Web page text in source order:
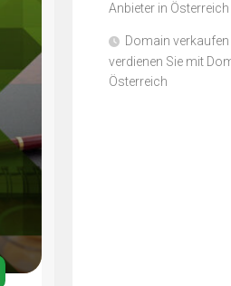
Anbieter in Österreich
Domain
verdienen Sie mit
Österreich